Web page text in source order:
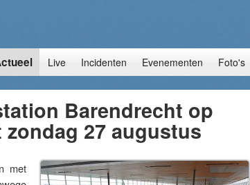
Live Incidenten Evenementen Foto's
Barendrecht op
27 augustus
met